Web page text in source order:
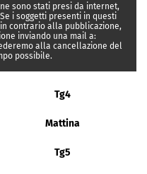
sono stati presi da internet,
i soggetti presenti in questi
contrario alla pubblicazione,
inviando una mail a:
alla cancellazione del
possibile.
Tg4
Mattina
Tg5